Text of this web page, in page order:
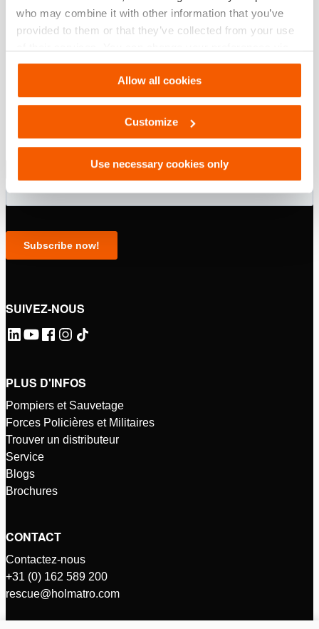
who may combine it with other information that you’ve
provided to them or that they’ve collected from your use
Settings. See ourcookiestatement.
Allow all cookies
Customize
Use necessary cookies only
SUIVEZ-NOUS
PLUS D'INFOS
Pompiers et Sauvetage
Forces Policières et Militaires
Trouver un distributeur
Service
Blogs
Brochures
CONTACT
Contactez-nous
+31 (0) 162 589 200
rescue@holmatro.com